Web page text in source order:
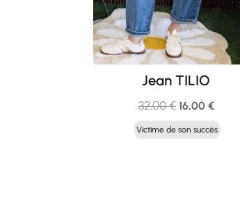
Jean TILIO
32,00€ Le
prix
initial
16,00 €Le
prix
actuel
Victime de son succès